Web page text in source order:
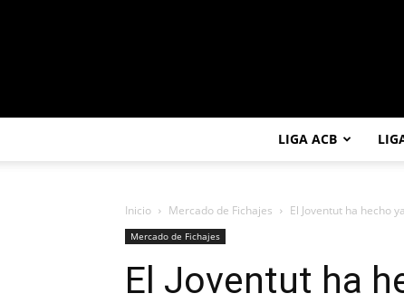
LIGA ACB
Inicio Mercado de Fichajes El Joventut ha hecho
Mercado de Fichajes
El Joventut ha